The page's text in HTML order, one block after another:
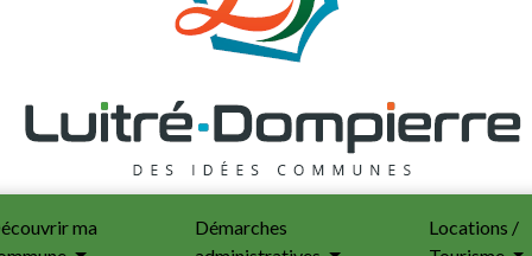
ma
Démarches
Locations /